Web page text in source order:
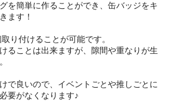
を簡単に作ることができ、缶バッジをキ
ます！
り付けることが可能です。
ることは出来ますが、隙間や重なりが生
で良いので、イベントごとや推しごとに
要がなくなります♪